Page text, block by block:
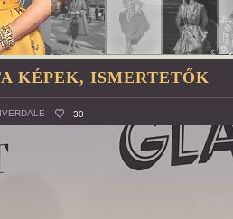
KÉPEK, ISMERTETŐK
30